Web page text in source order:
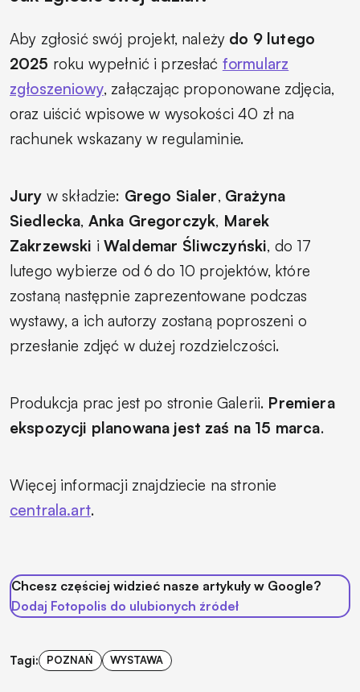
Aby zgłosić swój projekt, należy do 9 lutego
2025 roku wypełnić i przesłać formularz
zgłoszeniowy, załączając proponowane zdjęcia,
oraz uiścić wpisowe w wysokości 40 zł na
rachunek wskazany w regulaminie.
Jury w składzie: Grego Sialer, Grażyna
Siedlecka, Anka Gregorczyk, Marek
Zakrzewski iWaldemar Śliwczyński, do 17
lutego wybierze od 6 do 10 projektów, które
zostaną następnie zaprezentowane podczas
wystawy, a ich autorzy zostaną poproszeni o
przesłanie zdjęć w dużej rozdzielczości.
Produkcja prac jest po stronie Galerii. Premiera
ekspozycji planowana jest zaś na 15 marca.
Więcej informacji znajdziecie na stronie
centrala.art.
Chcesz częściej widzieć nasze artykuły w Google?
Dodaj Fotopolis do ulubionych źródeł
Tagi: POZNAŃ WYSTAWA